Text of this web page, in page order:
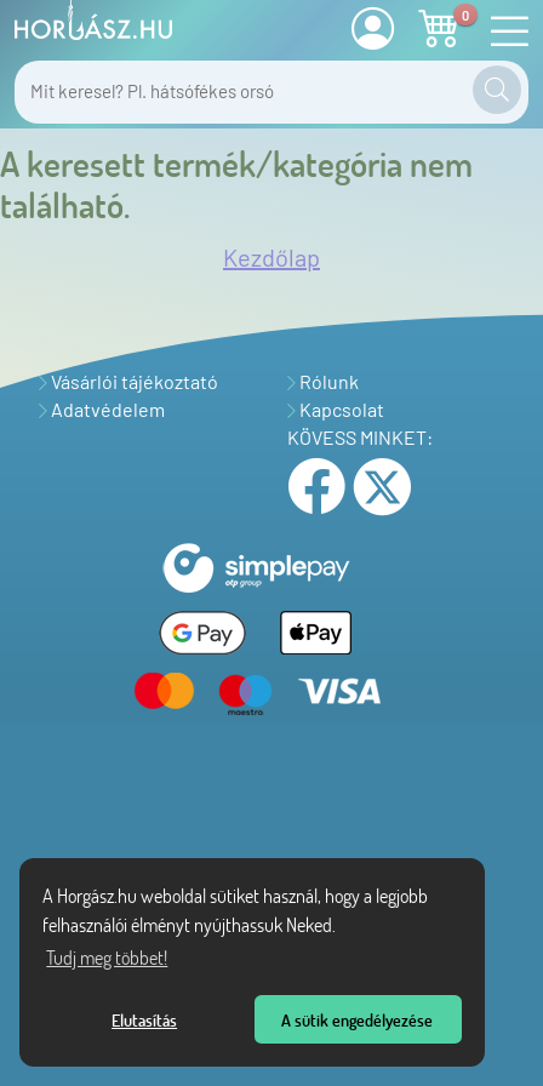
A Horgász.hu weboldal sütiket használ, hogy a legjobb
felhasználói élményt nyújthassuk Neked.
Tudj meg többet!
Elutasítás A sütik engedélyezése
0
A keresett termék/kategória nem
található.
Kezdőlap
Vásárlói tájékoztató
Adatvédelem
Rólunk
Kapcsolat
KÖVESS MINKET: